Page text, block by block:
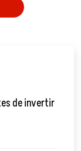
de invertir